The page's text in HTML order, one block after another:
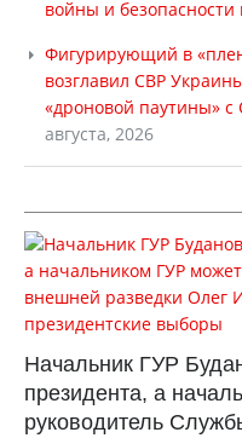
войны и безопасности
Фигурирующий в
возглавил СВР
«дроновой паутины»
августа, 2026
Начальник ГУР
президента, а
руководитель